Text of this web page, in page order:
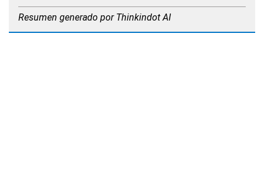
Resumen generado por Thinkindot AI